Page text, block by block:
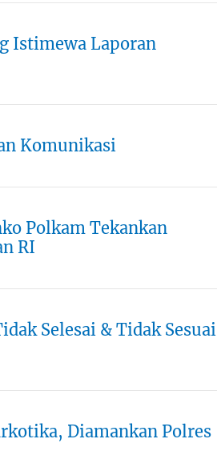
Istimewa Laporan
Komunikasi
Polkam Tekankan
RI
Selesai & Tidak Sesuai
Diamankan Polres